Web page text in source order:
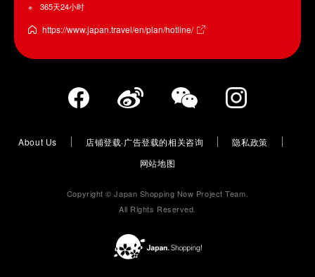
365天24小时
https://www.japan.travel/en/plan/hotline/
About Us 店铺登载·广告登载的相关咨询
隐私政策
网站地图
Copyright © Japan Shopping Now Project Team.
All Rights Reserved.